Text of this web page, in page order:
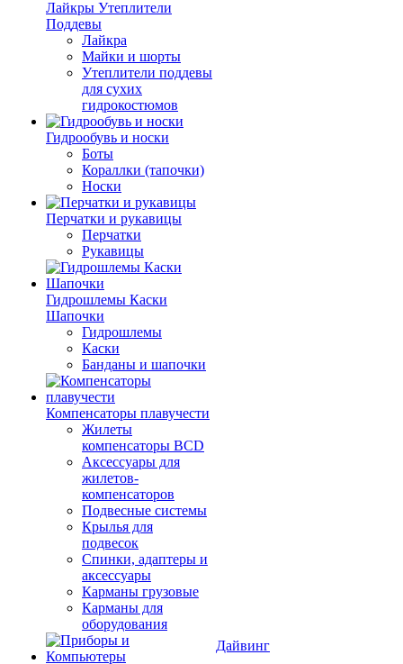
Лайкры Утеплители
Поддевы
Лайкра
Майки и шорты
Утеплители поддевы
для сухих
гидрокостюмов
Гидрообувь и носки
Боты
Кораллки (тапочки)
Носки
Перчатки и рукавицы
Перчатки
Рукавицы
Гидрошлемы Каски
Шапочки
Гидрошлемы
Каски
Банданы и шапочки
Компенсаторы плавучести
Жилеты
компенсаторы BCD
Аксессуары для
жилетов-
компенсаторов
Подвесные системы
Крылья для
подвесок
Спинки, адаптеры и
аксессуары
Карманы грузовые
Карманы для
оборудования
Дайвинг